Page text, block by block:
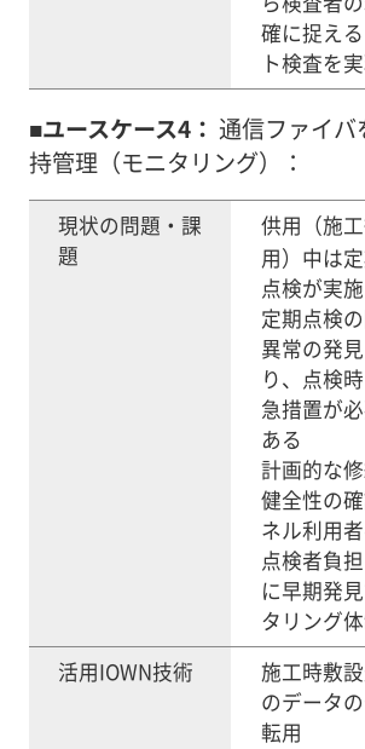
確に捉え
ト検査を
■ユースケース4： 通信ファイ
持管理（モニタリング）：
現状の問題・課
題
供用（施
用）中は
点検が実施
定期点検
異常の発
り、点検
急措置が
ある
計画的な
健全性の
ネル利用
点検者負
に早期発
タリング
活用IOWN技術
施工時敷
のデータ
転用